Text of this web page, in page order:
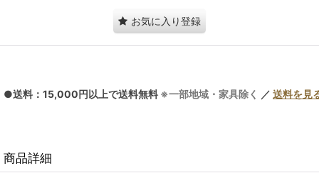
お気に入り登録
●送料：15,000円以上で送料無料 ※一部地域・家具除く ／ 送料を見
商品詳細